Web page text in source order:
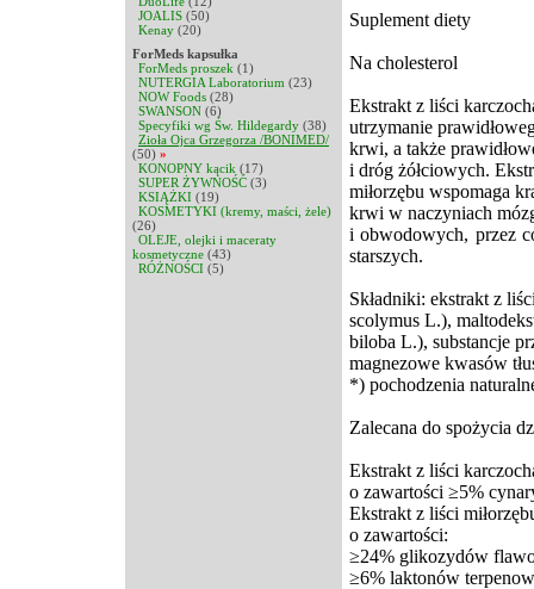
JOALIS (50)
Kenay (20)
ForMeds kapsułka
ForMeds proszek (1)
NUTERGIA Laboratorium (23)
NOW Foods (28)
SWANSON (6)
Specyfiki wg Św. Hildegardy (38)
Zioła Ojca Grzegorza /BONIMED/
(50) »
KONOPNY kącik (17)
SUPER ŻYWNOŚĆ (3)
KSIĄŻKI (19)
KOSMETYKI (kremy, maści, żele)
(26)
OLEJE, olejki i maceraty
kosmetyczne (43)
RÓŻNOŚCI (5)
Suplement diety
Na cholesterol
Ekstrakt z liści
utrzymanie
krwi, a także
i dróg żółciowych.
miłorzębu wspomaga
krwi w naczyniach
i obwodowych, przez
starszych.
Składniki: ekstrakt z
scolymus L.),
biloba L.), substancje
magnezowe kwasów
*) pochodzenia
Zalecana do spożycia
Ekstrakt z liści
o zawartości ≥5%
Ekstrakt z liści
o zawartości:
≥24% glikozydów
≥6% laktonów